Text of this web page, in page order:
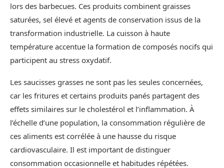
lors des barbecues. Ces produits combinent graisses
saturées, sel élevé et agents de conservation issus de la
transformation industrielle. La cuisson à haute
température accentue la formation de composés nocifs qui
participent au stress oxydatif.
Les saucisses grasses ne sont pas les seules concernées,
car les fritures et certains produits panés partagent des
effets similaires sur le cholestérol et l’inflammation. À
l’échelle d’une population, la consommation régulière de
ces aliments est corrélée à une hausse du risque
cardiovasculaire. Il est important de distinguer
consommation occasionnelle et habitudes répétées.